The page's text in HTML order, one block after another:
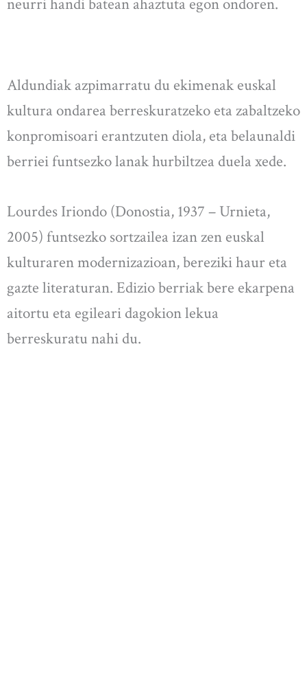
neurri handi batean ahaztuta egon ondoren.
Aldundiak azpimarratu du ekimenak euskal
kultura ondarea berreskuratzeko eta zabaltzeko
konpromisoari erantzuten diola, eta belaunaldi
berriei funtsezko lanak hurbiltzea duela xede.
Lourdes Iriondo (Donostia, 1937 – Urnieta,
2005) funtsezko sortzailea izan zen euskal
kulturaren modernizazioan, bereziki haur eta
gazte literaturan. Edizio berriak bere ekarpena
aitortu eta egileari dagokion lekua
berreskuratu nahi du.